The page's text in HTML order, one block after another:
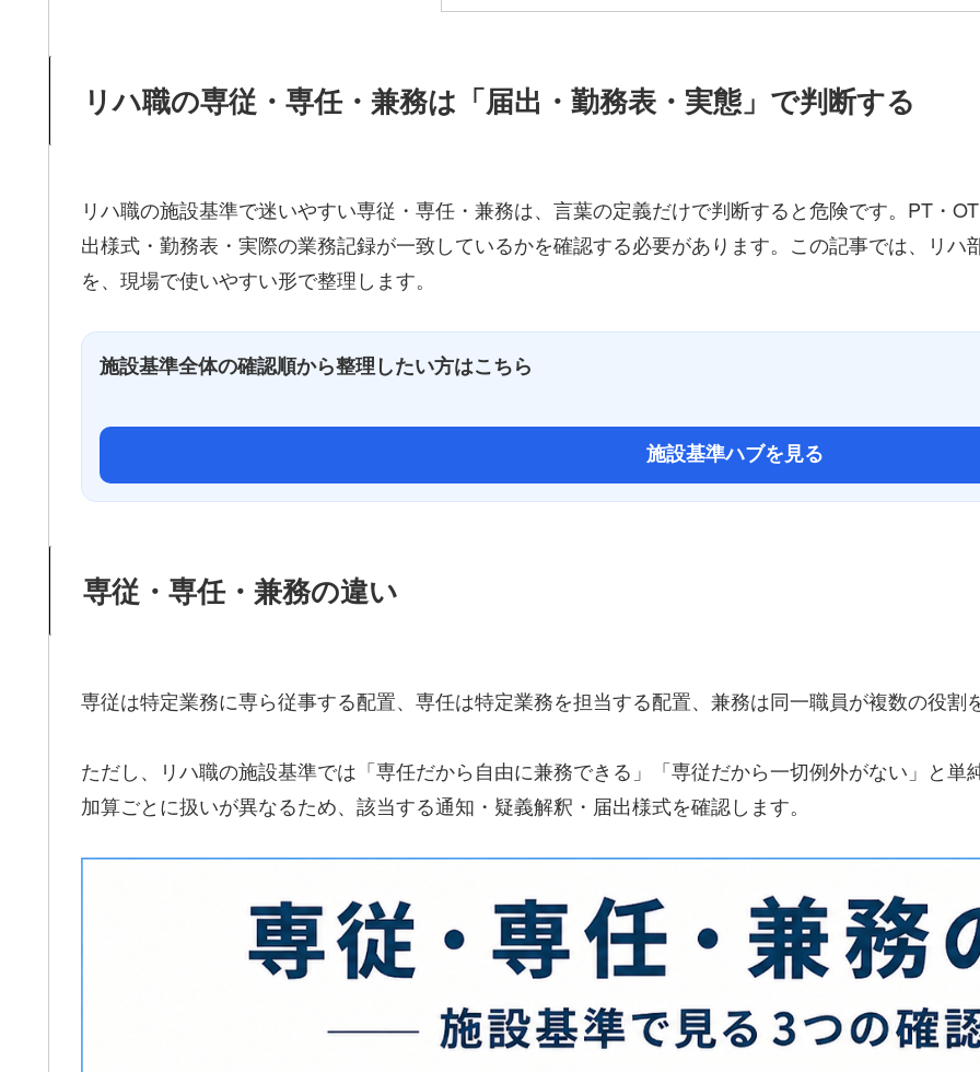
リハ職の専従・専任・兼務は「届出・勤務表・実態」で判断する
リハ職の施設基準で迷いやすい専従・専任・兼務は、言葉の定義だけで判断すると危険です。PT・
出様式・勤務表・実際の業務記録が一致しているかを確認する必要があります。この記事では、リ
を、現場で使いやすい形で整理します。
施設基準全体の確認順から整理したい方はこちら
施設基準ハブを見る
専従・専任・兼務の違い
専従は特定業務に専ら従事する配置、専任は特定業務を担当する配置、兼務は同一職員が複数の役割
ただし、リハ職の施設基準では「専任だから自由に兼務できる」「専従だから一切例外がない」と
加算ごとに扱いが異なるため、該当する通知・疑義解釈・届出様式を確認します。